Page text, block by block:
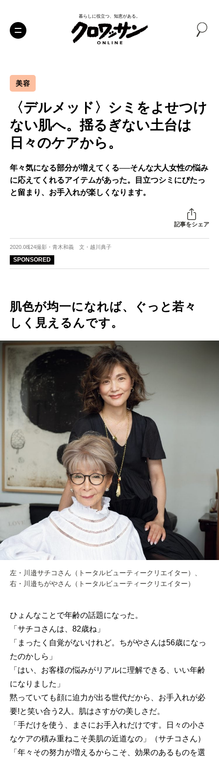
暮らしに役立つ、知恵がある。
美容
〈デルメッド〉シミをよせつけ
ない肌へ。揺るぎない土台は
日々のケアから。
年々気になる部分が増えてくる──そんな大人女性の悩み
に応えてくれるアイテムがあった。目立つシミにぴたっ
と留まり、お手入れが楽しくなります。
記事をシェア
2020.08.24撮影・青木和義 文・越川典子
SPONSORED
肌色が均一になれば、ぐっと若々
しく見えるんです。
左・川邉サチコさん（トータルビューティークリエイター）、
右・川邉ちがやさん（トータルビューティークリエイター）
ひょんなことで年齢の話題になった。
「サチコさんは、82歳ね」
「まったく自覚がないけれど。ちがやさんは56歳になっ
たのかしら」
「はい、お客様の悩みがリアルに理解できる、いい年齢
になりました」
黙っていても顔に迫力が出る世代だから、お手入れが必
要!と笑い合う2人。肌はさすがの美しさだ。
「手だけを使う、まさにお手入れだけです。日々の小さ
なケアの積み重ねこそ美肌の近道なの」（サチコさん）
「年々その努力が増えるからこそ、効果のあるものを選